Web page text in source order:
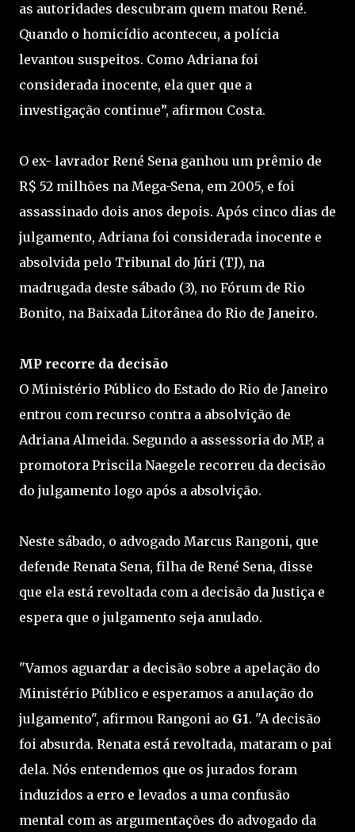
as autoridades descubram quem matou René.
Quando o homicídio aconteceu, a polícia
levantou suspeitos. Como Adriana foi
considerada inocente, ela quer que a
investigação continue”, afirmou Costa.
O ex- lavrador René Sena ganhou um prêmio de
R$ 52 milhões na Mega-Sena, em 2005, e foi
assassinado dois anos depois. Após cinco dias de
julgamento, Adriana foi considerada inocente e
absolvida pelo Tribunal do Júri (TJ), na
madrugada deste sábado (3), no Fórum de Rio
Bonito, na Baixada Litorânea do Rio de Janeiro.
MP recorre da decisão
O Ministério Público do Estado do Rio de Janeiro
entrou com recurso contra a absolvição de
Adriana Almeida. Segundo a assessoria do MP, a
promotora Priscila Naegele recorreu da decisão
do julgamento logo após a absolvição.
Neste sábado, o advogado Marcus Rangoni, que
defende Renata Sena, filha de René Sena, disse
que ela está revoltada com a decisão da Justiça e
espera que o julgamento seja anulado.
"Vamos aguardar a decisão sobre a apelação do
Ministério Público e esperamos a anulação do
julgamento", afirmou Rangoni ao G1. "A decisão
foi absurda. Renata está revoltada, mataram o pai
dela. Nós entendemos que os jurados foram
induzidos a erro e levados a uma confusão
mental com as argumentações do advogado da